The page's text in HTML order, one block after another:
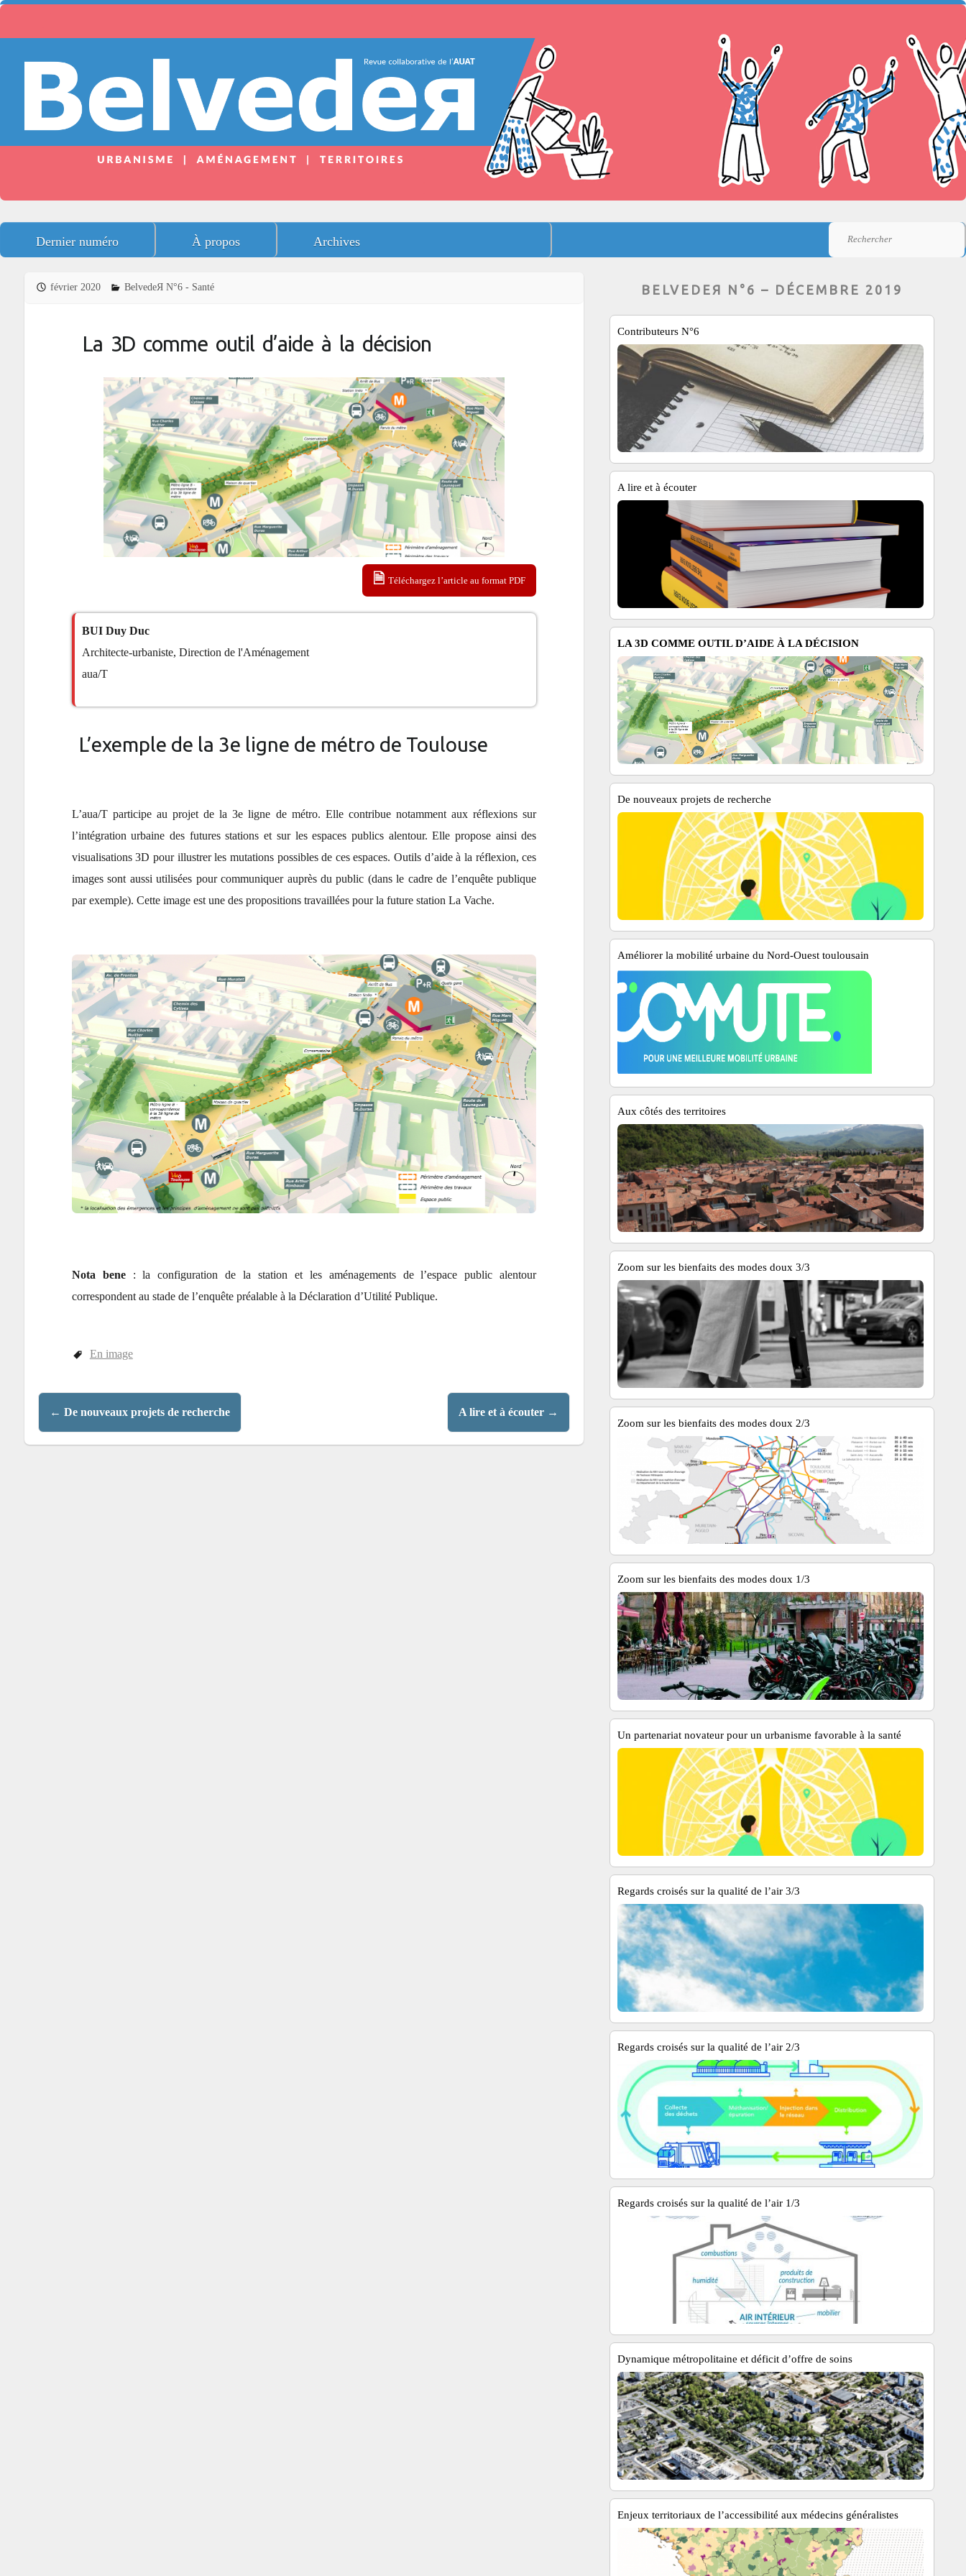
Dernier numéro À propos Archives
Rechercher
février 2020 BelvedeЯ N°6 - Santé
La 3D comme outil d’aide à la décision
Téléchargez l’article au format PDF
BUI Duy Duc
Architecte-urbaniste, Direction de l'Aménagement
aua/T
L’exemple de la 3e ligne de métro de Toulouse
L’aua/T participe au projet de la 3e ligne de métro. Elle contribue notamment aux réflexions sur
l’intégration urbaine des futures stations et sur les espaces publics alentour. Elle propose ainsi des
visualisations 3D pour illustrer les mutations possibles de ces espaces. Outils d’aide à la réflexion, ces
images sont aussi utilisées pour communiquer auprès du public (dans le cadre de l’enquête publique
par exemple). Cette image est une des propositions travaillées pour la future station La Vache.
Nota bene: la configuration de la station et les aménagements de l’espace public alentour
correspondent au stade de l’enquête préalable à la Déclaration d’Utilité Publique.
En image
← De nouveaux projets de recherche A lire et à écouter →
BELVEDEЯ N°6 – DÉCEMBRE 2019
Contributeurs N°6
A lire et à écouter
LA 3D COMME OUTIL D’AIDE À LA DÉCISION
De nouveaux projets de recherche
Améliorer la mobilité urbaine du Nord-Ouest toulousain
Aux côtés des territoires
Zoom sur les bienfaits des modes doux 3/3
Zoom sur les bienfaits des modes doux 2/3
Zoom sur les bienfaits des modes doux 1/3
Un partenariat novateur pour un urbanisme favorable à la santé
Regards croisés sur la qualité de l’air 3/3
Regards croisés sur la qualité de l’air 2/3
Regards croisés sur la qualité de l’air 1/3
Dynamique métropolitaine et déficit d’offre de soins
Enjeux territoriaux de l’accessibilité aux médecins généralistes